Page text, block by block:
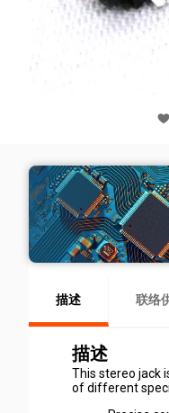
描述 联络
描述
This stereo jack
of different